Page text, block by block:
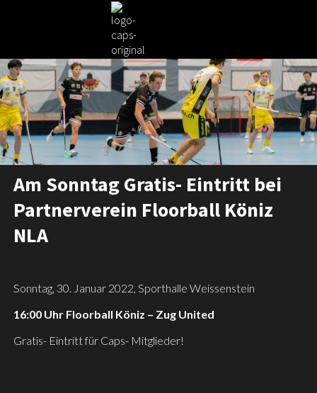
Am Sonntag Gratis- Eintritt bei
Partnerverein Floorball Köniz
NLA
Sonntag, 30. Januar 2022, Sporthalle Weissenstein
16:00 Uhr Floorball Köniz – Zug United
Gratis- Eintritt für Caps- Mitglieder!